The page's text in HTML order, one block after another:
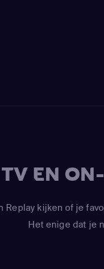
EN
Replay kijken of je
Het enige dat je